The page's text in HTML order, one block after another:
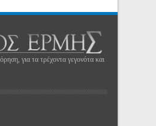
για τα τρέχοντα γεγονότα και